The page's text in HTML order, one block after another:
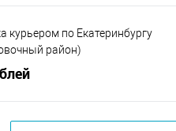
курьером по Екатеринбургу
район)